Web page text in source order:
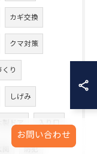
カギ交換
クマ対策
り
しげみ
木製ドア 入り口
防犯
お問い合わせ